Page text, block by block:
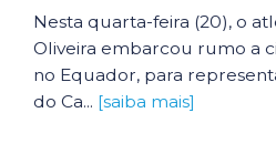
Nesta quarta-feira (20), o
Oliveira embarcou rumo a
no Equador, para
do Ca... [saiba mais]